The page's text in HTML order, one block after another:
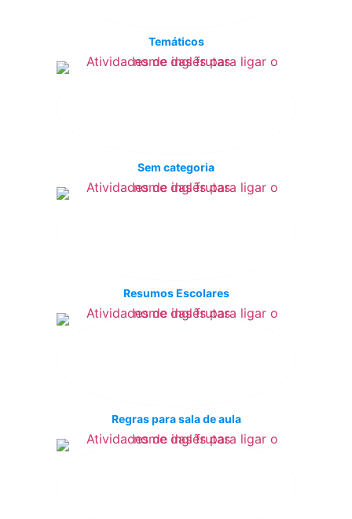
Temáticos
Sem categoria
Resumos Escolares
Regras para sala de aula